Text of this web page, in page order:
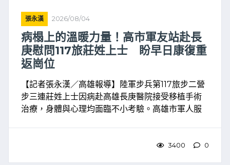
張永漢 2026/08/04
病榻上的溫暖力量！高市軍友站赴長
庚慰問117旅莊姓上士 盼早日康復重
返崗位
【記者張永漢／高雄報導】陸軍步兵第117旅步二營
步三連莊姓上士因病赴高雄長庚醫院接受移植手術
治療，身體與心理均面臨不小考驗。高雄市軍人服
3400 0